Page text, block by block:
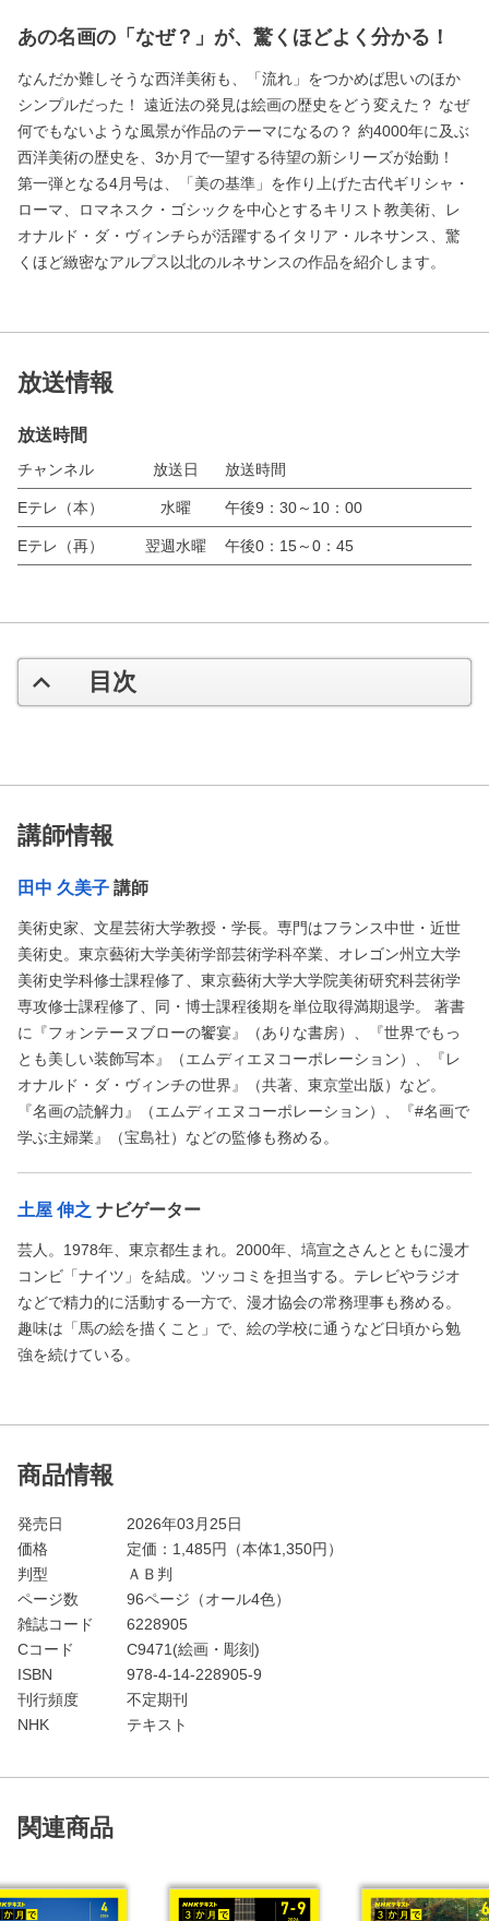
あの名画の「なぜ？」が、驚くほどよく分かる！
なんだか難しそうな西洋美術も、「流れ」をつかめば思いのほか
シンプルだった！ 遠近法の発見は絵画の歴史をどう変えた？ なぜ
何でもないような風景が作品のテーマになるの？ 約4000年に及ぶ
西洋美術の歴史を、3か月で一望する待望の新シリーズが始動！
第一弾となる4月号は、「美の基準」を作り上げた古代ギリシャ・
ローマ、ロマネスク・ゴシックを中心とするキリスト教美術、レ
オナルド・ダ・ヴィンチらが活躍するイタリア・ルネサンス、驚
くほど緻密なアルプス以北のルネサンスの作品を紹介します。
放送情報
放送時間
チャンネル 放送日 放送時間
Eテレ（本） 水曜 午後9：30～10：00
Eテレ（再） 翌週水曜 午後0：15～0：45
目次
講師情報
田中 久美子 講師
美術史家、文星芸術大学教授・学長。専門はフランス中世・近世
美術史。東京藝術大学美術学部芸術学科卒業、オレゴン州立大学
美術史学科修士課程修了、東京藝術大学大学院美術研究科芸術学
専攻修士課程修了、同・博士課程後期を単位取得満期退学。 著書
に『フォンテーヌブローの饗宴』（ありな書房）、『世界でもっ
とも美しい装飾写本』（エムディエヌコーポレーション）、『レ
オナルド・ダ・ヴィンチの世界』（共著、東京堂出版）など。
『名画の読解力』（エムディエヌコーポレーション）、『#名画で
学ぶ主婦業』（宝島社）などの監修も務める。
土屋 伸之 ナビゲーター
芸人。1978年、東京都生まれ。2000年、塙宣之さんとともに漫才
コンビ「ナイツ」を結成。ツッコミを担当する。テレビやラジオ
などで精力的に活動する一方で、漫才協会の常務理事も務める。
趣味は「馬の絵を描くこと」で、絵の学校に通うなど日頃から勉
強を続けている。
商品情報
発売日
2026年03月25日
価格
定価： 1,485円（本体1,350円）
判型
ＡＢ判
ページ数
96ページ（オール4色）
雑誌コード
6228905
Cコード
C9471(絵画・彫刻)
ISBN
978-4-14-228905-9
刊行頻度
不定期刊
NHK
テキスト
関連商品